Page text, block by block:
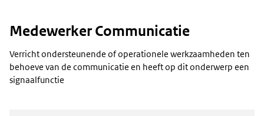
Medewerker Communicatie
Verricht ondersteunende of operationele werkzaamheden ten
behoeve van de communicatie en heeft op dit onderwerp een
signaalfunctie